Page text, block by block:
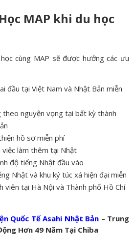
MAP khi du học
cùng MAP sẽ được hưởng các ưu
đầu tại Việt Nam và Nhật Bản miễn
nguyện vọng tại bất kỳ thành
hồ sơ miễn phí
làm thêm tại Nhật
độ tiếng Nhật đầu vào
Nhật và khu ký túc xá hiện đại miễn
viên tại Hà Nội và Thành phố Hồ Chí
Quốc Tế Asahi Nhật Bản – Trung
Hơn 49 Năm Tại Chiba